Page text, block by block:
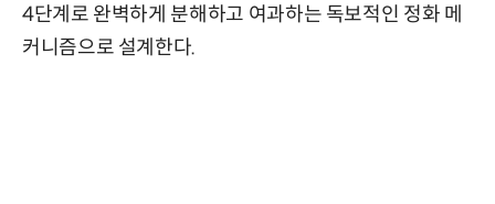
4단계로 완벽하게 분해하고 여과하는 독보적인 정화 메
커니즘으로 설계한다.